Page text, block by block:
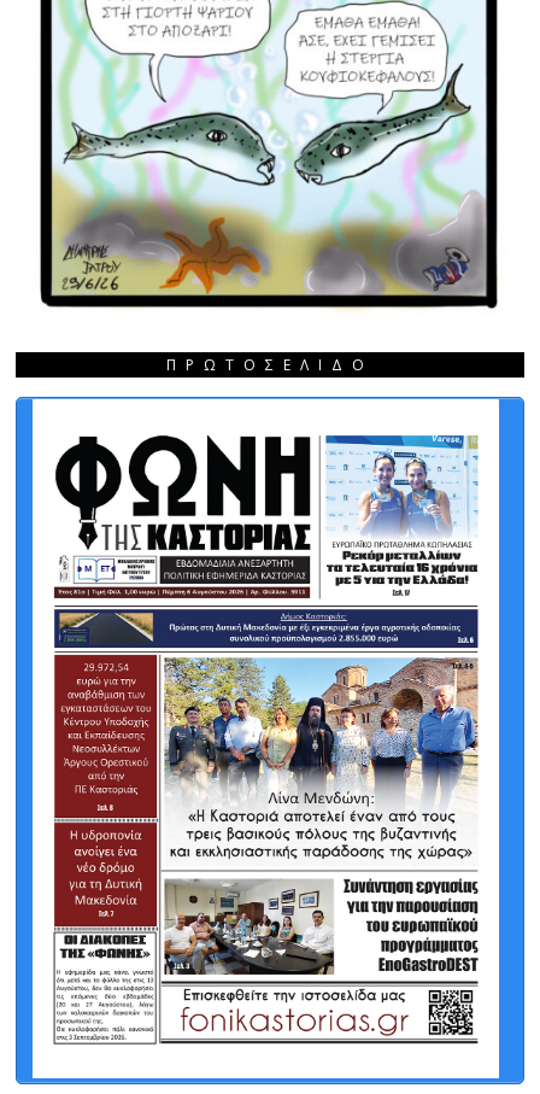
ΠΡΩΤΟΣΈΛΙΔΟ